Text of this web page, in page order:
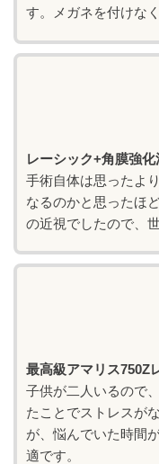
す。メガネを付けな
レーシック+角膜強
手術自体は思ったよ
なるのかと思ったほ
の近視でしたので、
最高級アマリス750Z
子供が二人いるので
たことでストレスが
が、悩んでいた時間
適です。